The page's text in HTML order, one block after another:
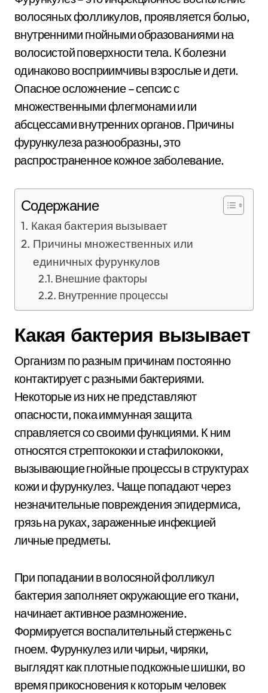
волосяных фолликулов, проявляется болью,
внутренними гнойными образованиями на
волосистой поверхности тела. К болезни
одинаково восприимчивы взрослые и дети.
Опасное осложнение – сепсис с
множественными флегмонами или
абсцессами внутренних органов. Причины
фурункулеза разнообразны, это
распространенное кожное заболевание.
Содержание
Какая бактерия вызывает
Причины множественных или
единичных фурункулов
Внешние факторы
Внутренние процессы
Какая бактерия вызывает
Организм по разным причинам постоянно
контактирует с разными бактериями.
Некоторые из них не представляют
опасности, пока иммунная защита
справляется со своими функциями. К ним
относятся стрептококки и стафилококки,
вызывающие гнойные процессы в структурах
кожи и фурункулез. Чаще попадают через
незначительные повреждения эпидермиса,
грязь на руках, зараженные инфекцией
личные предметы.
При попадании в волосяной фолликул
бактерия заполняет окружающие его ткани,
начинает активное размножение.
Формируется воспалительный стержень с
гноем. Фурункулез или чирьи, чиряки,
выглядят как плотные подкожные шишки, во
время прикосновения к которым человек